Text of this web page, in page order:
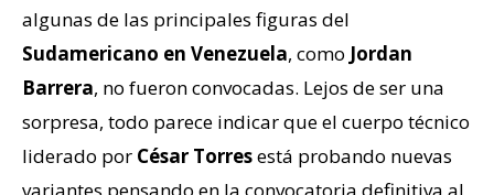
algunas de las principales figuras del
Sudamericano en Venezuela, como Jordan
Barrera, no fueron convocadas. Lejos de ser una
sorpresa, todo parece indicar que el cuerpo técnico
liderado por César Torresestá probando nuevas